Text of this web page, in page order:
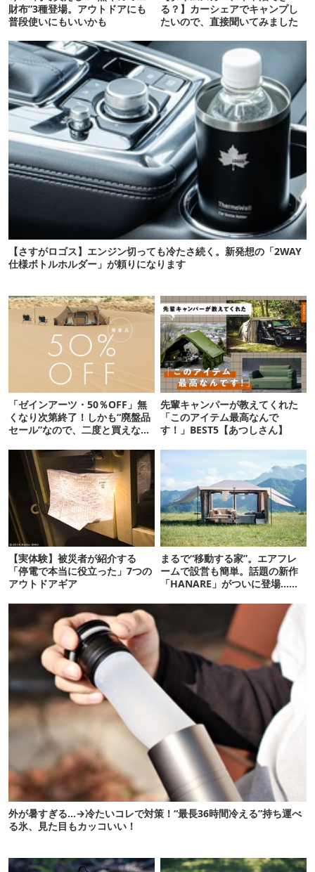
財布”3種登場。アウトドアにも
普段使いにもいいかも
る？】カーシェアでキャンプし
たいので、直接聞いてみました
【さすがロゴス】エンジン切っても冷たさ続く。新発想の「2WAY
仕様ボトルホルダー」が頼りになります
「ゼインアーツ・50％OFF」無
くなり次第終了！しかも“廃盤品
セール”なので、二度と買えない
先輩キャンパーが教えてくれた
「このアイテム最高なんで
す！」BEST5【あつしさん】
【実体験】被災者が紹介する
「停電で本当に役立った」7つの
アウトドアギア
まるで“移動する家”。エアフレ
ームで設営も簡単。話題の新作
「HANARE」がついに登場…！
外が暑すぎる…→冷たいコレで対策！“最長36時間冷える”持ち運べ
る氷、見た目もカッコいい！